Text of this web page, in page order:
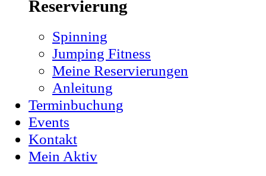
Reservierung
Spinning
Jumping Fitness
Meine Reservierungen
Anleitung
Terminbuchung
Events
Kontakt
Mein Aktiv